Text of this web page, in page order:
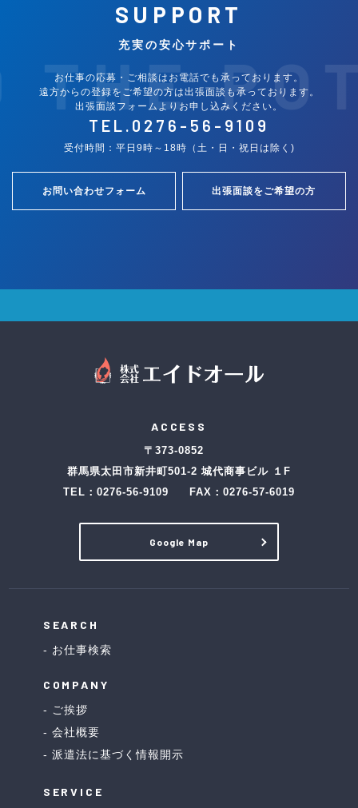
THE
SUPPORT
充実の安心サポート
お仕事の応募・ご相談はお電話でも承っております。
遠方からの登録をご希望の方は出張面談も承っております。
出張面談フォームよりお申し込みください。
TEL. 0276-56-9109
受付時間：平日9時～18時（土・日・祝日は除く)
お問い合わせフォーム 出張面談をご希望の方
ACCESS
〒373-0852
群馬県太田市新井町501-2 城代商事ビル １F
TEL： 0276-56-9109 FAX：0276-57-6019
Google Map
SEARCH
お仕事検索
COMPANY
ご挨拶
会社概要
派遣法に基づく情報開示
SERVICE